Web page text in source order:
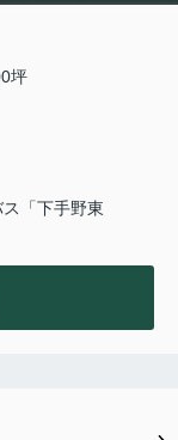
坪
「下手野東